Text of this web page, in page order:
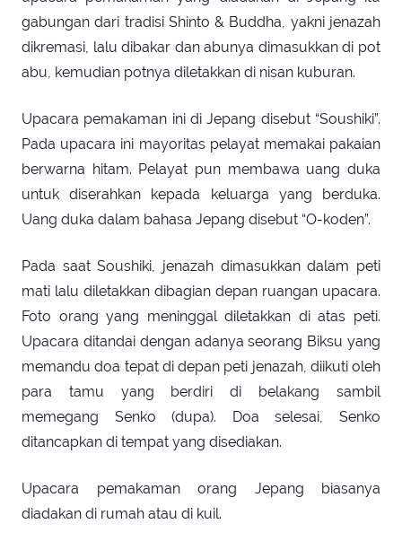
gabungan dari tradisi Shinto & Buddha, yakni jenazah
dikremasi, lalu dibakar dan abunya dimasukkan di pot
abu, kemudian potnya diletakkan di nisan kuburan.
Upacara pemakaman ini di Jepang disebut “Soushiki”.
Pada upacara ini mayoritas pelayat memakai pakaian
berwarna hitam. Pelayat pun membawa uang duka
untuk diserahkan kepada keluarga yang berduka.
Uang duka dalam bahasa Jepang disebut “O-koden”.
Pada saat Soushiki, jenazah dimasukkan dalam peti
mati lalu diletakkan dibagian depan ruangan upacara.
Foto orang yang meninggal diletakkan di atas peti.
Upacara ditandai dengan adanya seorang Biksu yang
memandu doa tepat di depan peti jenazah, diikuti oleh
para tamu yang berdiri di belakang sambil
memegang Senko (dupa). Doa selesai, Senko
ditancapkan di tempat yang disediakan.
Upacara pemakaman orang Jepang biasanya
diadakan di rumah atau di kuil.